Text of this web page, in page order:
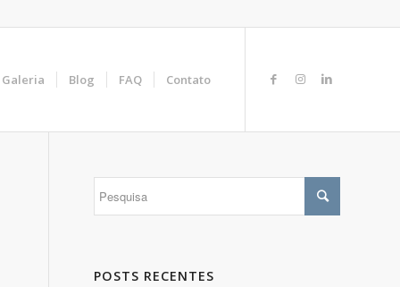
Galeria Blog FAQ Contato
POSTS RECENTES